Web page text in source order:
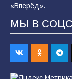
«Пургу
заявления о
«Вперёд».
МЫ В